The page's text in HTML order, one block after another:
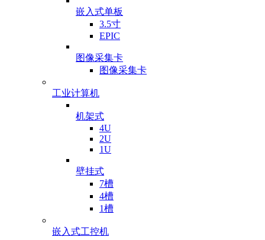
嵌入式单板
3.5寸
EPIC
图像采集卡
图像采集卡
工业计算机
机架式
4U
2U
1U
壁挂式
7槽
4槽
1槽
嵌入式工控机